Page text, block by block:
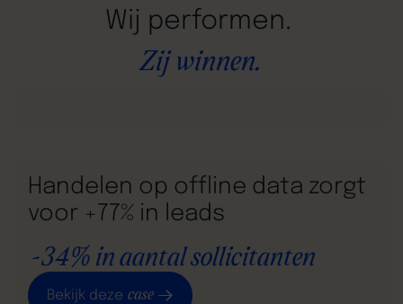
Wij performen.
Zij winnen.
Handelen op offline data zorgt
voor +77% in leads
-34% in aantal sollicitanten
Bekijk deze case